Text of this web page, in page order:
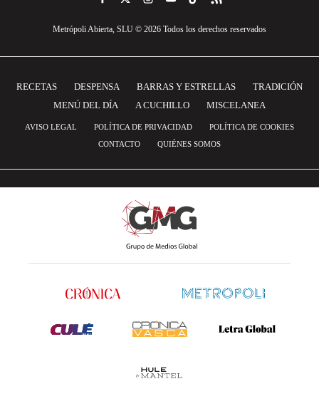
Metrópoli Abierta, SLU © 2026 Todos los derechos reservados
RECETAS DESPENSA BARRAS Y ESTRELLAS
TRADICIÓN
MENÚ DEL DÍA
A CUCHILLO MISCELANEA
AVISO LEGAL POLÍTICA DE PRIVACIDAD
POLÍTICA DE COOKIES
CONTACTO
QUIÉNES SOMOS